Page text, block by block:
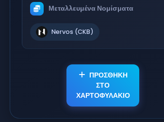
Μεταλλευμένα Νομίσματα
Nervos (CKB)
ΠΡΟΣΘΗΚΗ
ΣΤΟ
ΧΑΡΤΟΦΥΛΑΚΙΟ